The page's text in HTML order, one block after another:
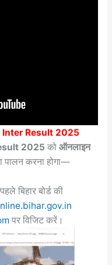
Inter Result 2025
2025 को ऑनलाइन
पालन करना होगा—
बिहार बोर्ड की
पर विजिट करें।